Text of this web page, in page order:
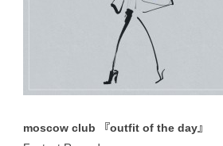
moscow club 『outfit of the day』